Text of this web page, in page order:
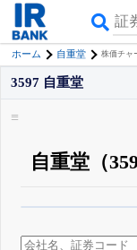
ホーム 自重堂 株価チャ
3597 自重堂
自重堂（
詳しく見られる